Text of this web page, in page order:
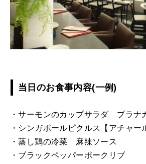
当日のお食事内容(一例)
・サーモンのカップサラダ プラナ
・シンガポールピクルス【アチャー
・蒸し鶏の冷菜 麻辣ソース
・ブラックペッパーポークリブ